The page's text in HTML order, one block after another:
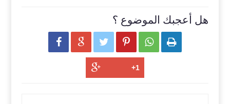
هل أعجبك الموضوع ؟
     